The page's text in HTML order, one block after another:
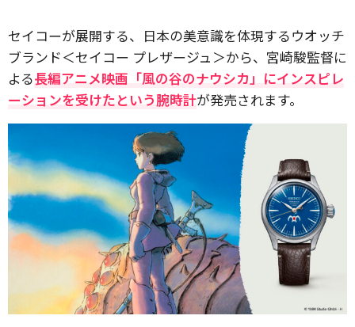
セイコーが展開する、日本の美意識を体現するウオッチ
ブランド＜セイコー プレザージュ＞から、宮崎駿監督に
よる長編アニメ映画「風の谷のナウシカ」にインスピレ
ーションを受けたという腕時計が発売されます。